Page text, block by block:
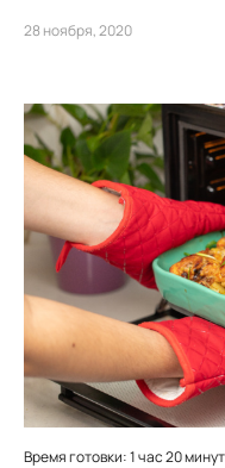
28 ноября, 2020
Время готовки: 1 час 20 минут